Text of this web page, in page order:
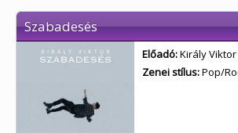
Szabadesés
Előadó:Király Viktor
Zenei stílus:Pop/